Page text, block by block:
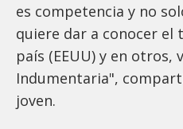
es competencia y no
quiere dar a conocer el
país (EEUU) y en otros,
Indumentaria",
joven.